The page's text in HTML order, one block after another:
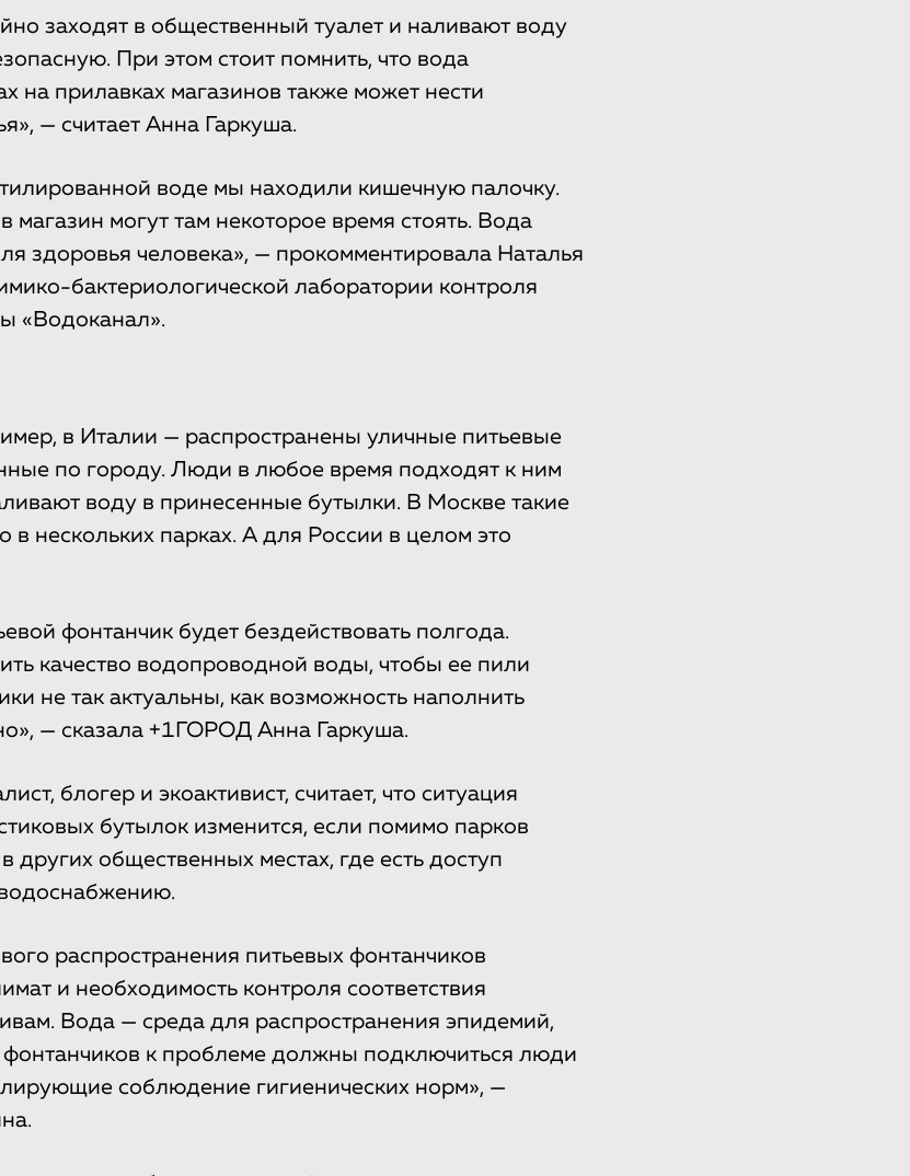
заходят в общественный туалет и наливают воду
При этом стоит помнить, что вода
на прилавках магазинов также может нести
— считает Анна Гаркуша.
воде мы находили кишечную палочку.
магазин могут там некоторое время стоять. Вода
здоровья человека», — прокомментировала Наталья
бактериологической лаборатории контроля
«Водоканал».
в Италии — распространены уличные питьевые
по городу. Люди в любое время подходят к ним
воду в принесенные бутылки. В Москве такие
в нескольких парках. А для России в целом это
фонтанчик будет бездействовать полгода.
качество водопроводной воды, чтобы ее пили
не так актуальны, как возможность наполнить
— сказала +1ГОРОД Анна Гаркуша.
блогер и экоактивист, считает, что ситуация
бутылок изменится, если помимо парков
других общественных местах, где есть доступ
распространения питьевых фонтанчиков
и необходимость контроля соответствия
Вода — среда для распространения эпидемий,
фонтанчиков к проблеме должны подключиться люди
соблюдение гигиенических норм», —